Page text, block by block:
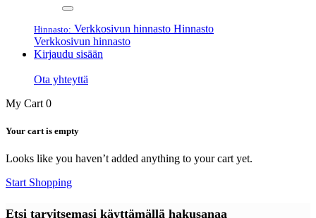
Hinnasto: Verkkosivun hinnasto Hinnasto
Verkkosivun hinnasto
Kirjaudu sisään
Ota yhteyttä
My Cart 0
Your cart is empty
Looks like you haven’t added anything to your cart yet.
Start Shopping
Etsi tarvitsemasi käyttämällä hakusanaa